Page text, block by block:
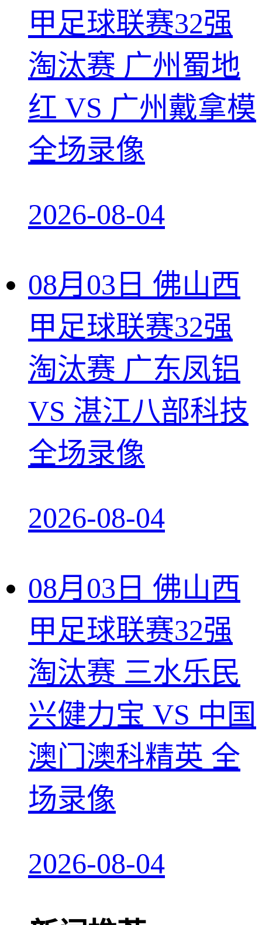
甲足球联赛32强
淘汰赛 广州蜀地
红 VS 广州戴拿模
全场录像
2026-08-04
08月03日 佛山西
甲足球联赛32强
淘汰赛 广东凤铝
VS 湛江八部科技
全场录像
2026-08-04
08月03日 佛山西
甲足球联赛32强
淘汰赛 三水乐民
兴健力宝 VS 中国
澳门澳科精英 全
场录像
2026-08-04